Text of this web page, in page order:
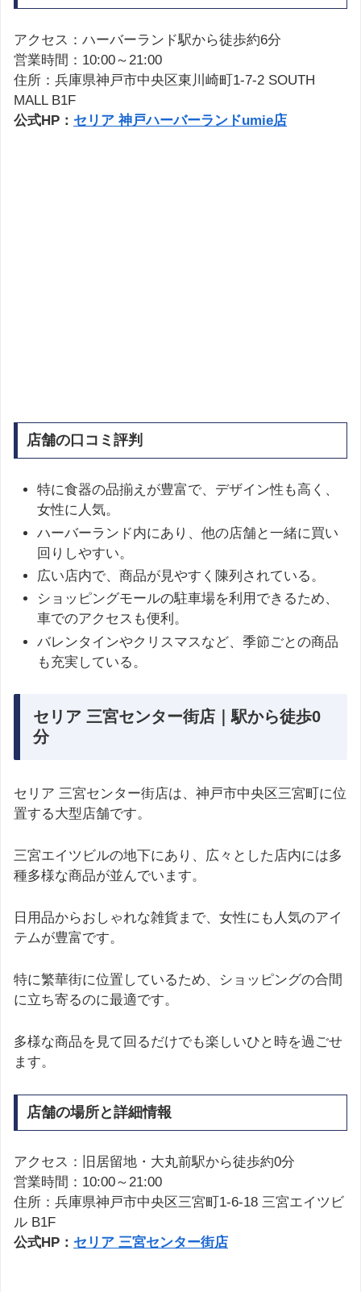
アクセス：ハーバーランド駅から徒歩約6分
営業時間：10:00～21:00
住所：兵庫県神戸市中央区東川崎町1-7-2 SOUTH
MALL B1F
公式HP： セリア 神戸ハーバーランドumie店
店舗の口コミ評判
特に食器の品揃えが豊富で、デザイン性も高く、
女性に人気。
ハーバーランド内にあり、他の店舗と一緒に買い
回りしやすい。
広い店内で、商品が見やすく陳列されている。
ショッピングモールの駐車場を利用できるため、
車でのアクセスも便利。
バレンタインやクリスマスなど、季節ごとの商品
も充実している。
セリア 三宮センター街店｜駅から徒歩0
分
セリア 三宮センター街店は、神戸市中央区三宮町に位
置する大型店舗です。
三宮エイツビルの地下にあり、広々とした店内には多
種多様な商品が並んでいます。
日用品からおしゃれな雑貨まで、女性にも人気のアイ
テムが豊富です。
特に繁華街に位置しているため、ショッピングの合間
に立ち寄るのに最適です。
多様な商品を見て回るだけでも楽しいひと時を過ごせ
ます。
店舗の場所と詳細情報
アクセス：旧居留地・大丸前駅から徒歩約0分
営業時間：10:00～21:00
住所：兵庫県神戸市中央区三宮町1-6-18 三宮エイツビ
ル B1F
公式HP： セリア 三宮センター街店